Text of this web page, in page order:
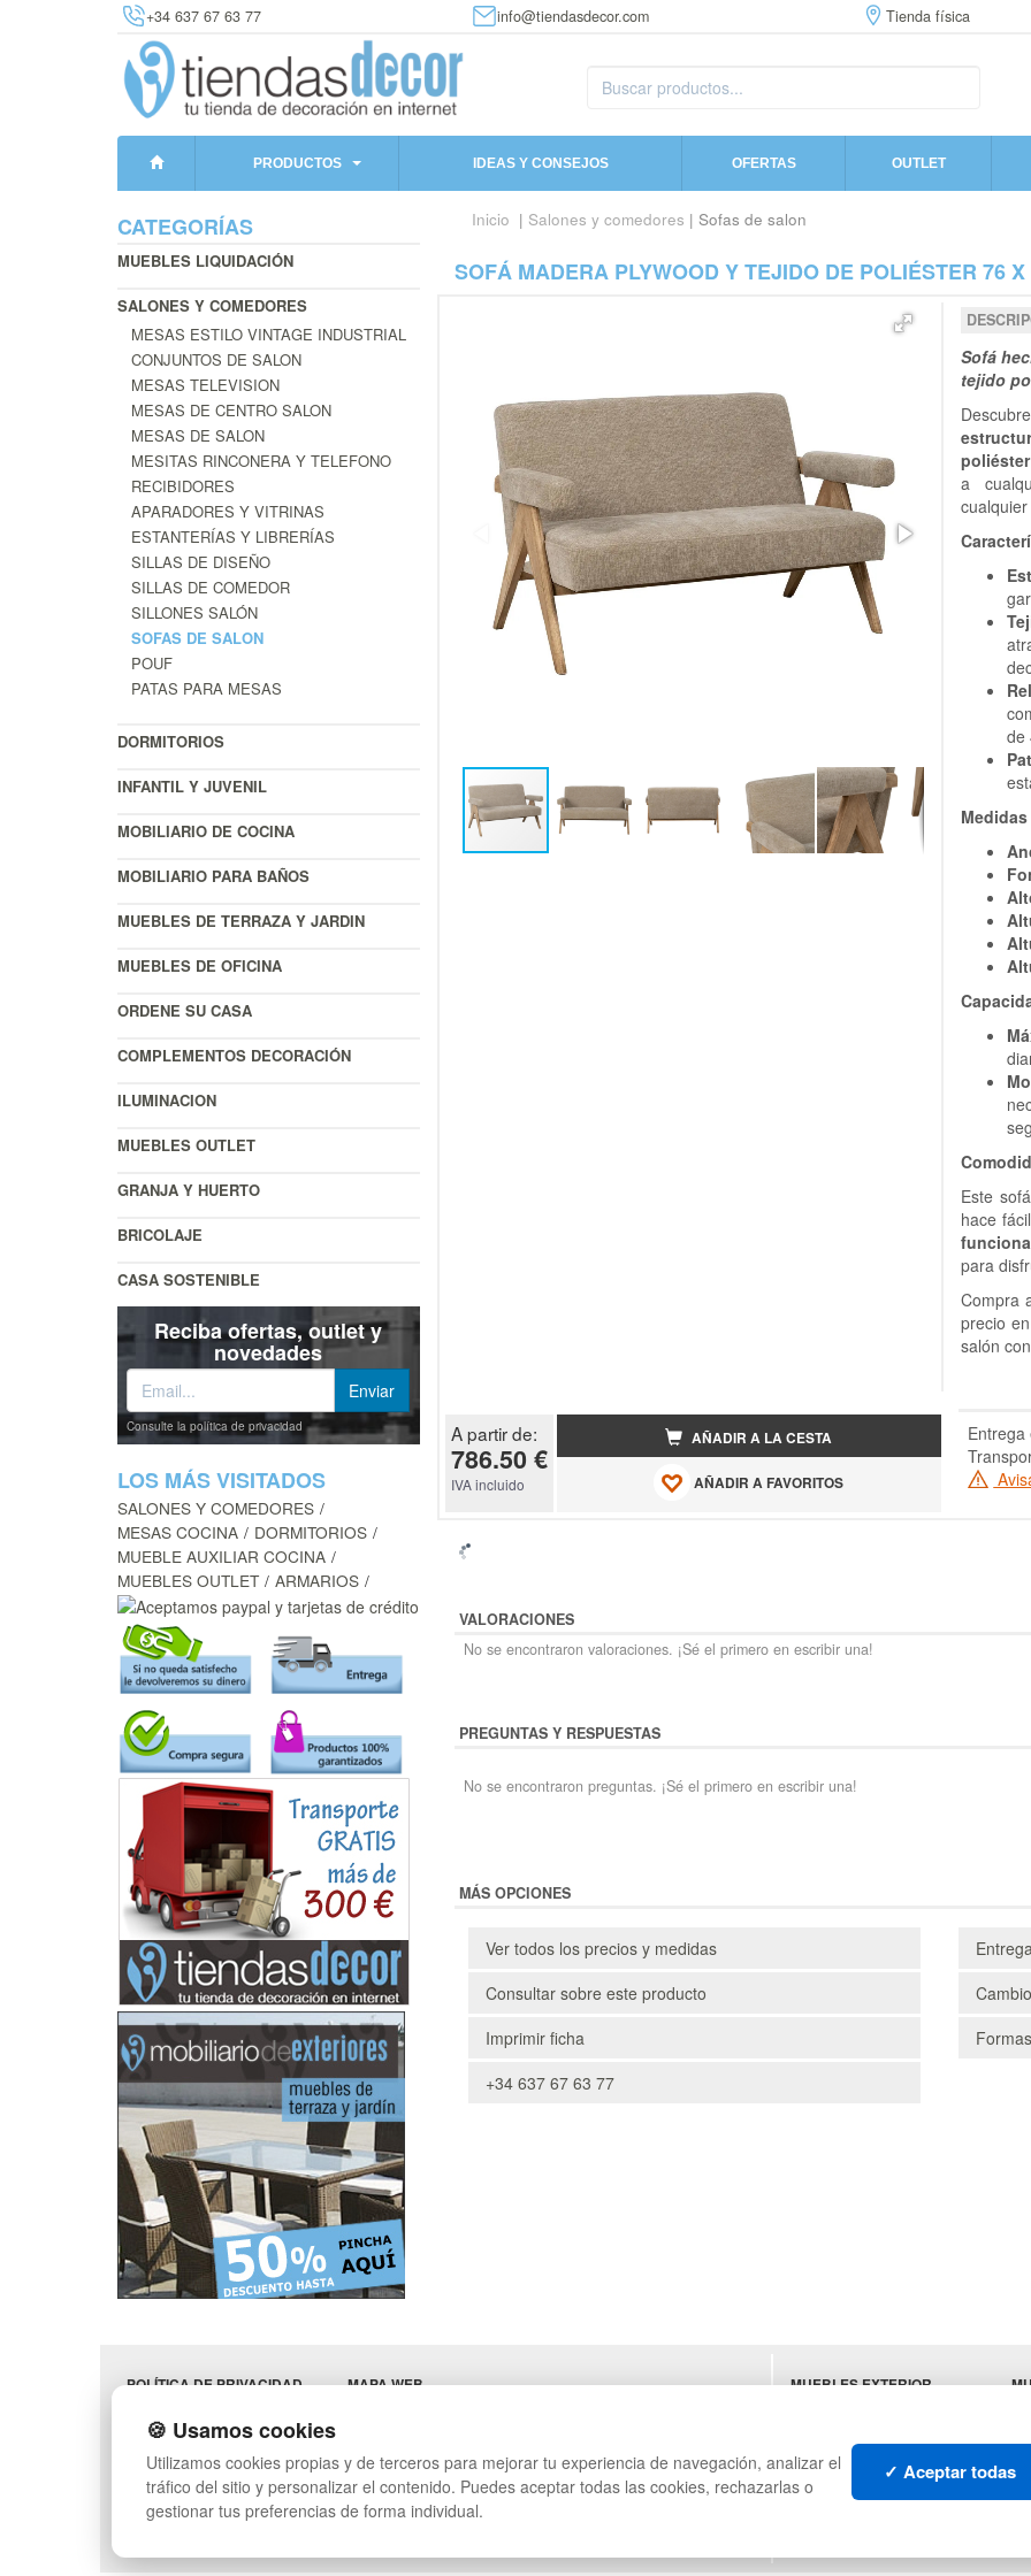
+34 637 67 63 77 info@tiendasdecor.com Tienda física
PRODUCTOS IDEAS Y CONSEJOS OFERTAS OUTLET
CATEGORÍAS
MUEBLES LIQUIDACIÓN
SALONES Y COMEDORES
MESAS ESTILO VINTAGE INDUSTRIAL
CONJUNTOS DE SALON
MESAS TELEVISION
MESAS DE CENTRO SALON
MESAS DE SALON
MESITAS RINCONERA Y TELEFONO
RECIBIDORES
APARADORES Y VITRINAS
ESTANTERÍAS Y LIBRERÍAS
SILLAS DE DISEÑO
SILLAS DE COMEDOR
SILLONES SALÓN
SOFAS DE SALON
POUF
PATAS PARA MESAS
DORMITORIOS
INFANTIL Y JUVENIL
MOBILIARIO DE COCINA
MOBILIARIO PARA BAÑOS
MUEBLES DE TERRAZA Y JARDIN
MUEBLES DE OFICINA
ORDENE SU CASA
COMPLEMENTOS DECORACIÓN
ILUMINACION
MUEBLES OUTLET
GRANJA Y HUERTO
BRICOLAJE
CASA SOSTENIBLE
Reciba ofertas, outlet y
novedades
Consulte la política de privacidad
LOS MÁS VISITADOS
SALONES Y COMEDORES
MESAS COCINA
DORMITORIOS
MUEBLE AUXILIAR COCINA
MUEBLES OUTLET
ARMARIOS
Inicio | Salones y comedores | Sofas de salon
SOFÁ MADERA PLYWOOD Y TEJIDO DE POLIÉSTER 76
Sofá
tejido
a
de
Este
hace
para
Compra
precio
salón
A partir de:
786.50 €
IVA incluido
AÑADIR A LA CESTA
AÑADIR A FAVORITOS
VALORACIONES
No se encontraron valoraciones. ¡Sé el primero en escribir una!
PREGUNTAS Y RESPUESTAS
No se encontraron preguntas. ¡Sé el primero en escribir una!
MÁS OPCIONES
Ver todos los precios y medidas
Consultar sobre este producto
Imprimir ficha
+34 637 67 63 77
POLÍTICA DE PRIVACIDAD
CAMBIOS Y
DEVOLUCIONES
CONTACTO
QUIENES SOMOS
MAPA WEB
SÍGUENOS:
MUEBLES EXTERIOR
🍪 Usamos cookies
Utilizamos cookies propias y de terceros para mejorar tu experiencia de navegación, analizar el
tráfico del sitio y personalizar el contenido. Puedes aceptar todas las cookies, rechazarlas o
gestionar tus preferencias de forma individual.
✓ Aceptar todas